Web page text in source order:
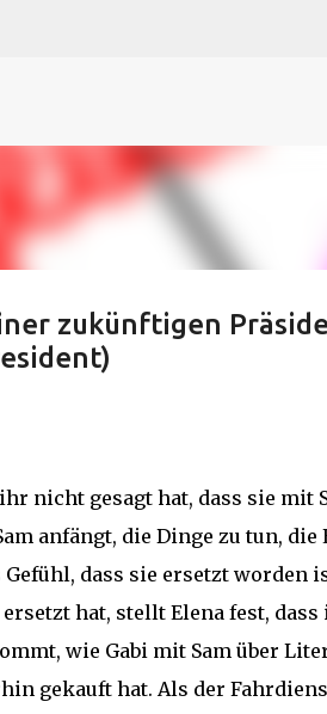
zukünftigen
nicht gesagt hat, dass sie mit
anfängt, die Dinge zu tun, die
dass sie ersetzt worden
hat, stellt Elena fest,
wie Gabi mit Sam über
gekauft hat. Als der